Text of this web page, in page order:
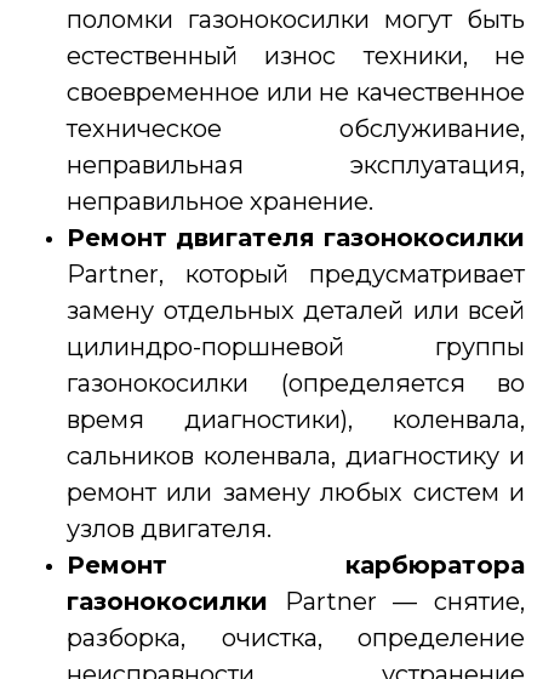
поломки газонокосилки могут быть
естественный износ техники, не
своевременное или не качественное
техническое обслуживание,
неправильная эксплуатация,
неправильное хранение.
Ремонт двигателя газонокосилки
Partner, который предусматривает
замену отдельных деталей или всей
цилиндро-поршневой группы
газонокосилки (определяется во
время диагностики), коленвала,
сальников коленвала, диагностику и
ремонт или замену любых систем и
узлов двигателя.
Ремонт карбюратора
газонокосилки Partner — снятие,
разборка, очистка, определение